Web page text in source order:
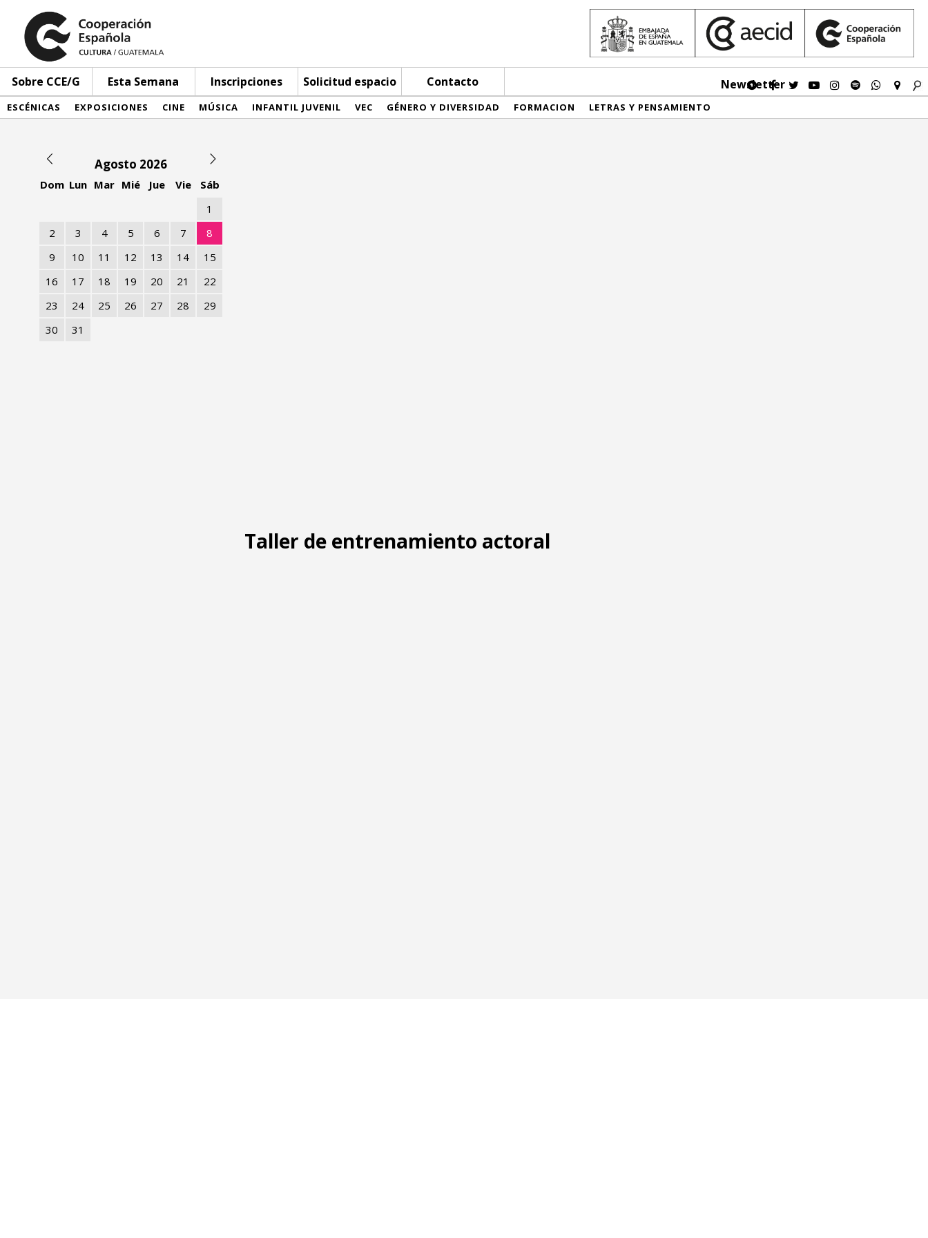
Sobre CCE/G Esta Semana Inscripciones Solicitud espacio Contacto Newsletter
ESCÉNICAS EXPOSICIONES CINE MÚSICA INFANTIL JUVENIL VEC GÉNERO Y DIVERSIDAD FORMACION LETRAS Y PENSAMIENTO
Agosto 2026
Dom Lun Mar Mié Jue Vie
Sáb
1
2
3 4 5 6 7
8
9
10 11 12 13 14
15
16
17 18 19 20 21
22
23
24 25 26 27 28
29
30
31
Taller de entrenamiento actoral